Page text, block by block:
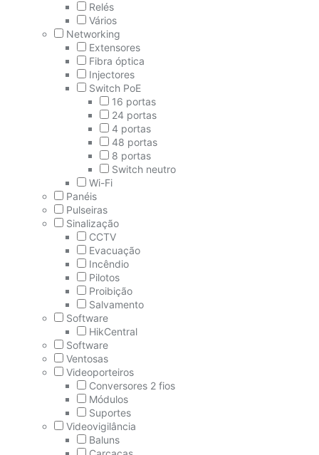
Relés
Vários
Networking
Extensores
Fibra óptica
Injectores
Switch PoE
16 portas
24 portas
4 portas
48 portas
8 portas
Switch neutro
Wi-Fi
Panéis
Pulseiras
Sinalização
CCTV
Evacuação
Incêndio
Pilotos
Proibição
Salvamento
Software
HikCentral
Software
Ventosas
Videoporteiros
Conversores 2 fios
Módulos
Suportes
Videovigilância
Baluns